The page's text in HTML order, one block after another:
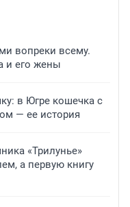
вопреки всему.
и его жены
в Югре кошечка с
— ее история
«Трилунье»
а первую книгу